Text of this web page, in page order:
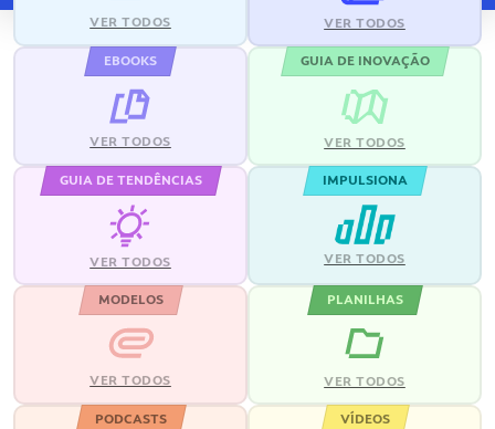
VER TODOS VER TODOS
EBOOKS
VER TODOS
GUIA DE INOVAÇÃO
VER TODOS
GUIA DE TENDÊNCIAS
VER TODOS
IMPULSIONA
VER TODOS
MODELOS
VER TODOS
PLANILHAS
VER TODOS
PODCASTS VÍDEOS